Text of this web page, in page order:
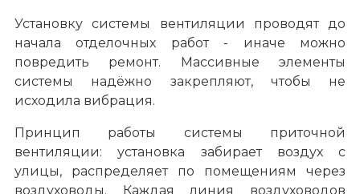
Установку системы вентиляции проводят до
начала отделочных работ - иначе можно
повредить ремонт. Массивные элементы
системы надёжно закрепляют, чтобы не
исходила вибрация.
Принцип работы системы приточной
вентиляции: установка забирает воздух с
улицы, распределяет по помещениям через
воздуховоды. Каждая линия воздуховодов